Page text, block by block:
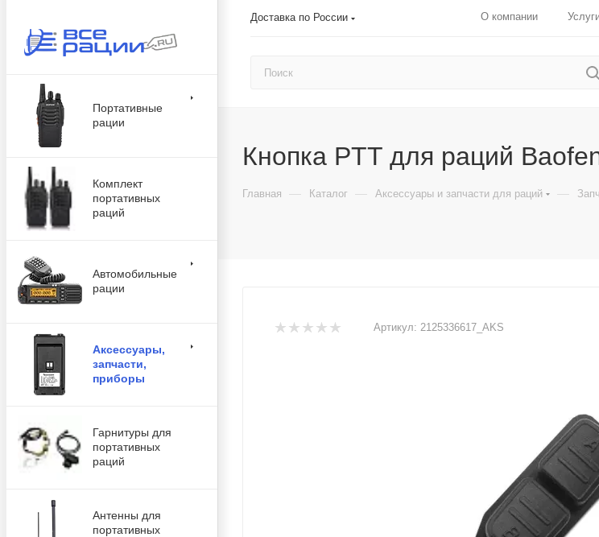
Доставка по России О компании
Портативные
рации
Комплект
портативных
раций
Автомобильные
рации
Аксессуары,
запчасти,
приборы
Гарнитуры для
портативных
раций
Антенны для
портативных
Кнопка PTT для раций
Главная — Каталог — Аксессуары и запчасти для раций —
Артикул: 2125336617_AKS